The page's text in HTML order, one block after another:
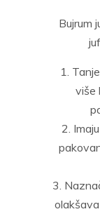
Bujrum
više